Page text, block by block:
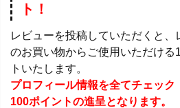
ト！
レビューを投稿していただくと、
のお買い物からご使用いただける
トいたします。
プロフィール情報を全てチェッ
100ポイントの進呈となります。